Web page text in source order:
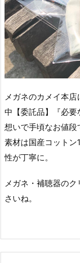
メガネのカメイ本
中【委託品】『必
想いで手頃なお値段
素材は国産コット
性が丁寧に。
メガネ・補聴器の
さいね。